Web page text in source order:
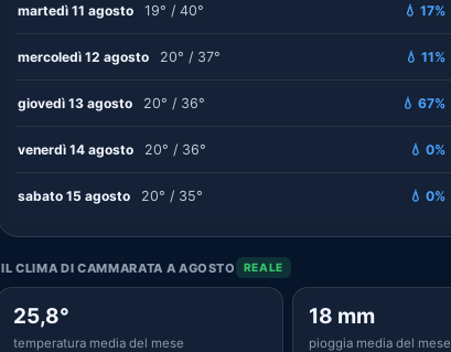
martedì 11 agosto 19° / 40° 💧 17%
mercoledì 12 agosto 20° / 37° 💧 11%
giovedì 13 agosto 20° / 36° 💧 67%
venerdì 14 agosto 20° / 36° 💧 0%
sabato 15 agosto 20° / 35° 💧 0%
IL CLIMA DI CAMMARATA A AGOSTO REALE
25,8°
temperatura media del mese
18 mm
pioggia media del mese